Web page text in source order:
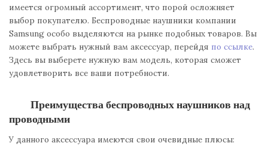
имеется огромный ассортимент, что порой осложняет
выбор покупателю. Беспроводные наушники компании
Samsung особо выделяются на рынке подобных товаров. Вы
можете выбрать нужный вам аксессуар, перейдя по ссылке.
Здесь вы выберете нужную вам модель, которая сможет
удовлетворить все ваши потребности.
Преимущества беспроводных наушников над
проводными
У данного аксессуара имеются свои очевидные плюсы: